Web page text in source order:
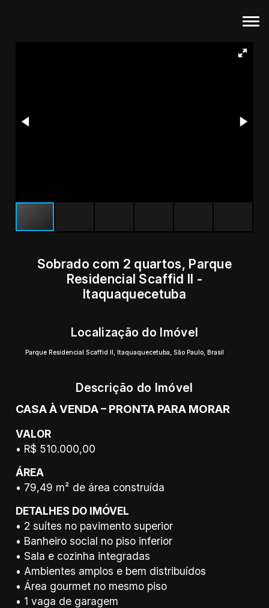
Sobrado com 2 quartos, Parque
Residencial Scaffid II -
Itaquaquecetuba
Localização do Imóvel
Parque Residencial Scaffid II,Itaquaquecetuba,São Paulo,Brasil
Descrição do Imóvel
CASA À VENDA – PRONTA PARA MORAR
VALOR
• R$ 510.000,00
ÁREA
• 79,49 m² de área construída
DETALHES DO IMÓVEL
• 2 suítes no pavimento superior
• Banheiro social no piso inferior
• Sala e cozinha integradas
• Ambientes amplos e bem distribuídos
• Área gourmet no mesmo piso
• 1 vaga de garagem